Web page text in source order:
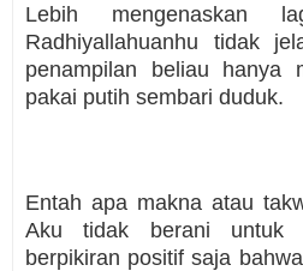
Lebih mengenaskan
Radhiyallahuanhu tidak
penampilan beliau hanya
pakai putih sembari duduk.
Entah apa makna atau
Aku tidak berani untuk
berpikiran positif saja